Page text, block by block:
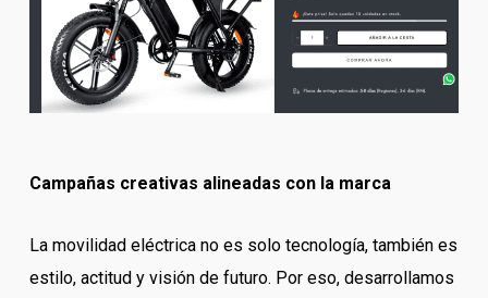
Campañas creativas alineadas con la marca
La movilidad eléctrica no es solo tecnología, también es
estilo, actitud y visión de futuro. Por eso, desarrollamos